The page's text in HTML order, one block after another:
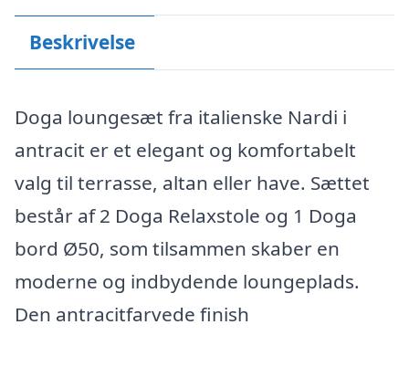
Beskrivelse
Doga loungesæt fra italienske Nardi i
antracit er et elegant og komfortabelt
valg til terrasse, altan eller have. Sættet
består af 2 Doga Relaxstole og 1 Doga
bord Ø50, som tilsammen skaber en
moderne og indbydende loungeplads.
Den antracitfarvede finish